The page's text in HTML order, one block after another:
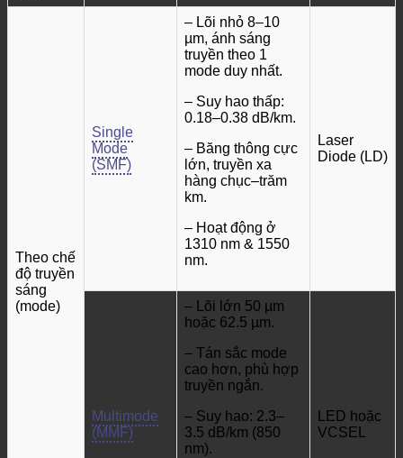
Theo chế
độ truyền
sáng
(mode)
Single
Mode
(SMF)
– Lõi nhỏ 8–10
µm, ánh sáng
truyền theo 1
mode duy nhất.
– Suy hao thấp:
0.18–0.38 dB/km.
– Băng thông cực
lớn, truyền xa
hàng chục–trăm
km.
– Hoạt động ở
1310 nm & 1550
nm.
Laser
Diode (LD)
Multimode
(MMF)
– Lõi lớn 50 µm
hoặc 62.5 µm.
– Tán sắc mode
cao hơn, phù hợp
truyền ngắn.
– Suy hao: 2.3–
3.5 dB/km (850
nm).
LED hoặc
VCSEL